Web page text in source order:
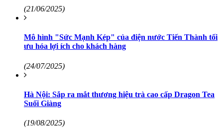
(21/06/2025)
Mô hình "Sức Mạnh Kép" của điện nước Tiến Thành tối
ưu hóa lợi ích cho khách hàng
(24/07/2025)
Hà Nội: Sắp ra mắt thương hiệu trà cao cấp Dragon Tea
Suối Giàng
(19/08/2025)